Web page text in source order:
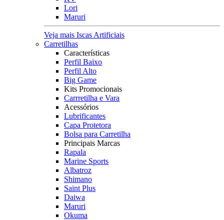
Lori
Maruri
Veja mais Iscas Artificiais
Carretilhas
Características
Perfil Baixo
Perfil Alto
Big Game
Kits Promocionais
Carrretilha e Vara
Acessórios
Lubrificantes
Capa Protetora
Bolsa para Carretilha
Principais Marcas
Rapala
Marine Sports
Albatroz
Shimano
Saint Plus
Daiwa
Maruri
Okuma